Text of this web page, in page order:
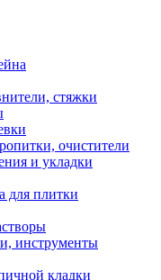
стяжки
очистители
и укладки
для плитки
инструменты
кладки